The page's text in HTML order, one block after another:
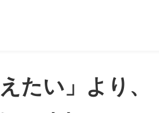
たい」より、